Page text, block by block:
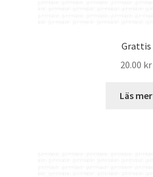
Grattis
20.00 kr
Läs mer